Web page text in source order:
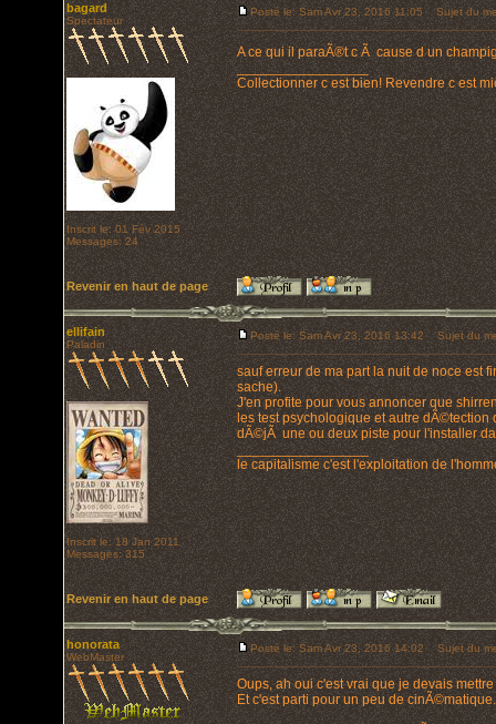
bagard
Spectateur
Inscrit le: 01 Fév 2015
Messages: 24
Posté le: Sam Avr 23, 2016 11:05 Sujet du
A ce qui il paraÃ®t c Ã cause d un
_________________
Collectionner c est bien! Revendre c est
Revenir en haut de page
ellifain
Paladin
Inscrit le: 18 Jan 2011
Messages: 315
Posté le: Sam Avr 23, 2016 13:42 Sujet du
sauf erreur de ma part la nuit de noce est
sache).
J'en profite pour vous annoncer que
les test psychologique et autre
dÃ©jÃ une ou deux piste pour l'installer
_________________
le capitalisme c'est l'exploitation de
Revenir en haut de page
honorata
WebMaster
Posté le: Sam Avr 23, 2016 14:02 Sujet du
Oups, ah oui c'est vrai que je devais
Et c'est parti pour un peu de